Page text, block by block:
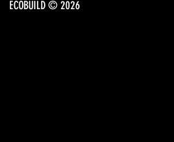
ECOBUILD © 2026